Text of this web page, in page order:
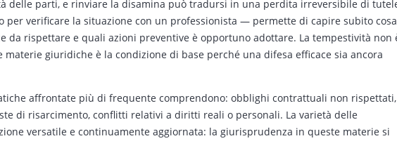
delle parti, e rinviare la disamina può tradursi in una perdita irreversibile di
per verificare la situazione con un professionista — permette di capire subito cosa
da rispettare e quali azioni preventive è opportuno adottare. La tempestività non
giuridiche è la condizione di base perché una difesa efficace sia ancora
affrontate più di frequente comprendono: obblighi contrattuali non rispettati,
di risarcimento, conflitti relativi a diritti reali o personali. La varietà delle
versatile e continuamente aggiornata: la giurisprudenza in queste materie si